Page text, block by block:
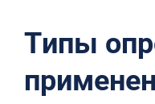
Типы